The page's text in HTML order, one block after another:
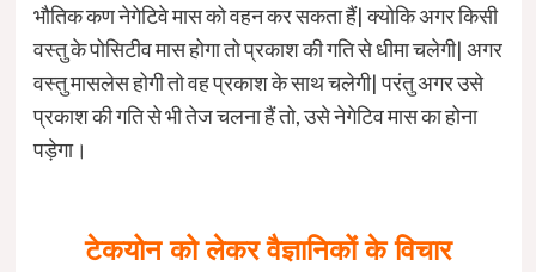
भौतिक कण नेगेटिवे मास को वहन कर सकता हैं| क्योकि अगर किसी
वस्तु के पोसिटीव मास होगा तो प्रकाश की गति से धीमा चलेगी| अगर
वस्तु मासलेस होगी तो वह प्रकाश के साथ चलेगी| परंतु अगर उसे
प्रकाश की गति से भी तेज चलना हैं तो, उसे नेगेटिव मास का होना
पड़ेगा।
टेकयोन को लेकर वैज्ञानिकों के विचार